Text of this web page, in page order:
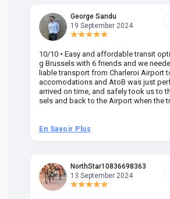
George Sandu
19 September 2024
10/10 • Easy and affordable transit
g Brussels with 6 friends and we
liable transport from Charleroi Airport
accomodations and AtoB was just
arrived on time, and safely took us to
sels and back to the Airport when the
En Savoir Plus
NorthStar10836698363
13 September 2024